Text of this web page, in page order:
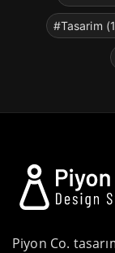
#Tasarim
Piyon Co.